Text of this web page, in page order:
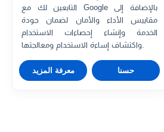
التابعين لك مع Google بالإضافة إلى
مقاييس الأداء والأمان لضمان جودة
الخدمة وإنشاء إحصاءات الاستخدام
واكتشاف إساءة الاستخدام ومعالجتها.
معرفة المزيد حسنا